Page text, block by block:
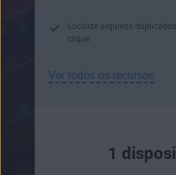
Localize arquivos
clique
Ver todos os recursos
1